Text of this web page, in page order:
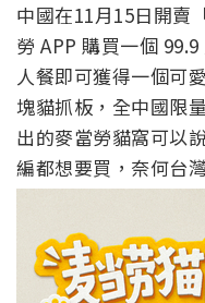
中國在11月15日開賣
勞 APP 購買一個
人餐即可獲得一個可
塊貓抓板，全中國限
出的麥當勞貓窩可以
編都想要買，奈何台